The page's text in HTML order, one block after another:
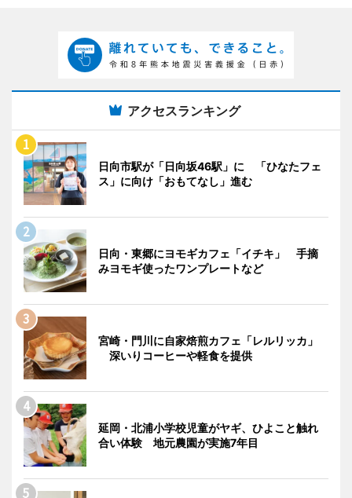
アクセスランキング
日向市駅が「日向坂46駅」に 「ひなたフェ
ス」に向け「おもてなし」進む
日向・東郷にヨモギカフェ「イチキ」 手摘
みヨモギ使ったワンプレートなど
宮崎・門川に自家焙煎カフェ「レルリッカ」
深いりコーヒーや軽食を提供
延岡・北浦小学校児童がヤギ、ひよこと触れ
合い体験 地元農園が実施7年目